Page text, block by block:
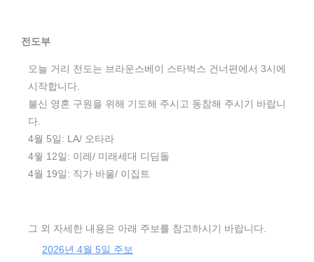
전도부
오늘 거리 전도는 브라운스베이 스타벅스 건너편에서 3시에
시작합니다.
불신 영혼 구원을 위해 기도해 주시고 동참해 주시기 바랍니
다.
4월 5일: LA/ 오타라
4웧 12일: 이레/ 미래세대 디딤돌
4월 19일: 직가 바울/ 이집트
그 외 자세한 내용은 아래 주보를 참고하시기 바랍니다.
2026년 4월 5일 주보